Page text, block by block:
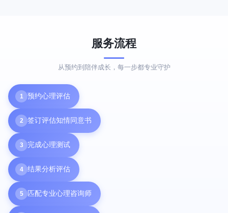
服务流程
从预约到陪伴成长，每一步都专业守护
1 预约心理评估
2 签订评估知情同意书
3 完成心理测试
4 结果分析评估
5 匹配专业心理咨询师